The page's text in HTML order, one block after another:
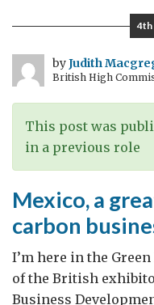
4th
byJudith
British High
This post was
in a previous role
Mexico, a
carbon
I’m here in the
of the British
Business